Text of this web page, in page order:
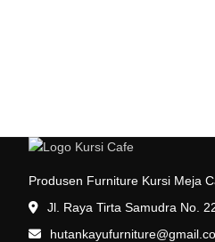
Produsen Furniture Kursi Meja
Jl. Raya Tirta Samudra No.